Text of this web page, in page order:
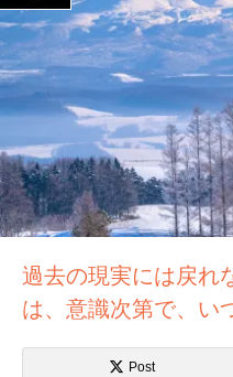
過去の現実には戻れ
は、意識次第で、い
Post